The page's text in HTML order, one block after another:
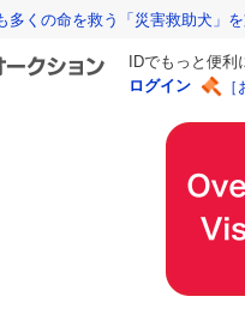
多くの命を救う「災害救助犬」
IDでもっと便利
ログイン